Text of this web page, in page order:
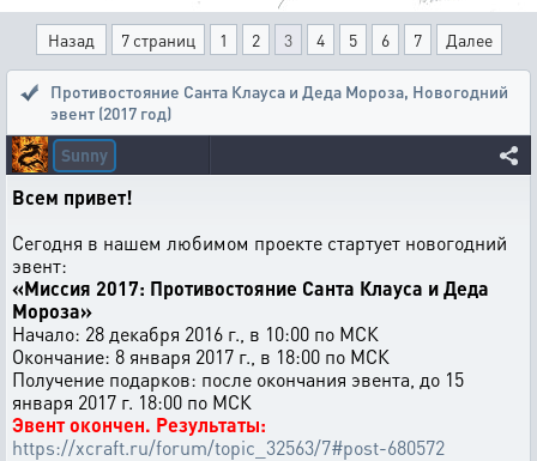
Назад 7 страниц 1 2 3 4 5 6 7 Далее
Противостояние Санта Клауса и Деда Мороза, Новогодний
эвент (2017 год)
Sunny
Всем привет!
Сегодня в нашем любимом проекте стартует новогодний
эвент:
«Миссия 2017: Противостояние Санта Клауса и Деда
Мороза»
Начало: 28 декабря 2016 г., в 10:00 по МСК
Окончание: 8 января 2017 г., в 18:00 по МСК
Получение подарков: после окончания эвента, до 15
января 2017 г. 18:00 по МСК
Эвент окончен. Результаты:
https://xcraft.ru/forum/topic_32563/7#post-680572